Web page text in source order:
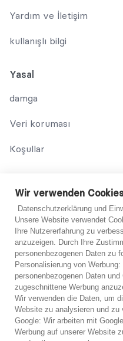
Emin değil?
Emin değilseniz
telefon danışmanlığı
Yardım ve İletişim
kullanışlı bilgi
Yasal
damga
Veri koruması
Koşullar
02131 708 42 70
support@abo-hilfe.de
© 2021 abo-hilfe.de
*Not: abo-hilfe.de
vermektedir. Tüketici,
ipuçları ve püf noktaları
Wir verwenden
Datenschutzerklärung und
Unsere Website verwendet
Ihre Nutzererfahrung zu
anzuzeigen. Durch Ihre
personenbezogenen Daten zu
Personalisierung von
personenbezogenen Daten
zugeschnittene Werbung
Wir verwenden die Daten, um
Website zu analysieren und zu
Google: Wir arbeiten mit
Werbung auf unserer Website